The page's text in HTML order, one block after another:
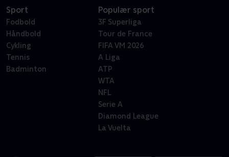
Sport
Fodbold
Håndbold
Cykling
Tennis
Badminton
Populær sport
3F Superliga
Tour de France
FIFA VM 2026
A Liga
ATP
WTA
NFL
Serie A
Diamond League
La Vuelta